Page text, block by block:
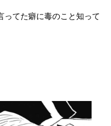
ってた癖に毒のこと知って